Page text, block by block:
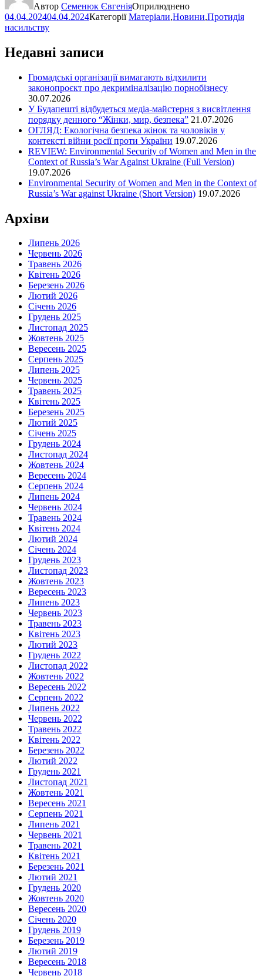
Автор Семенюк ЄвгеніяОприлюднено
04.04.202404.04.2024КатегоріїМатеріали,Новини,Протидія
насильству
Недавні записи
Громадські організації вимагають відхилити
законопроєкт про декриміналізацію порнобізнесу
30.07.2026
У Будапешті відбудеться медіа-майстерня з висвітлення
порядку денного “Жінки, мир, безпека” 21.07.2026
ОГЛЯД: Екологічна безпека жінок та чоловіків у
контексті війни росії проти України 19.07.2026
REVIEW: Environmental Security of Women and Men in the
Context of Russia’s War Against Ukraine (Full Version)
19.07.2026
Environmental Security of Women and Men in the Context of
Russia’s War against Ukraine (Short Version) 19.07.2026
Архіви
Липень 2026
Червень 2026
Травень 2026
Квітень 2026
Березень 2026
Лютий 2026
Січень 2026
Грудень 2025
Листопад 2025
Жовтень 2025
Вересень 2025
Серпень 2025
Липень 2025
Червень 2025
Травень 2025
Квітень 2025
Березень 2025
Лютий 2025
Січень 2025
Грудень 2024
Листопад 2024
Жовтень 2024
Вересень 2024
Серпень 2024
Липень 2024
Червень 2024
Травень 2024
Квітень 2024
Лютий 2024
Січень 2024
Грудень 2023
Листопад 2023
Жовтень 2023
Вересень 2023
Липень 2023
Червень 2023
Травень 2023
Квітень 2023
Лютий 2023
Грудень 2022
Листопад 2022
Жовтень 2022
Вересень 2022
Серпень 2022
Липень 2022
Червень 2022
Травень 2022
Квітень 2022
Березень 2022
Лютий 2022
Грудень 2021
Листопад 2021
Жовтень 2021
Вересень 2021
Серпень 2021
Липень 2021
Червень 2021
Травень 2021
Квітень 2021
Березень 2021
Лютий 2021
Грудень 2020
Жовтень 2020
Вересень 2020
Січень 2020
Грудень 2019
Березень 2019
Лютий 2019
Вересень 2018
Червень 2018